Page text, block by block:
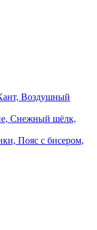
Воздушный
Снежный шёлк,
Пояс с бисером,